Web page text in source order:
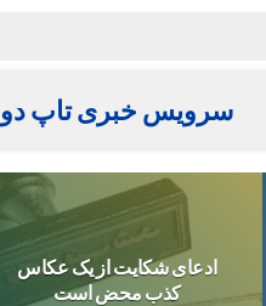
سرویس خبری تاپ دو
ادعای شکایت از یک عکاس
کذب محض است